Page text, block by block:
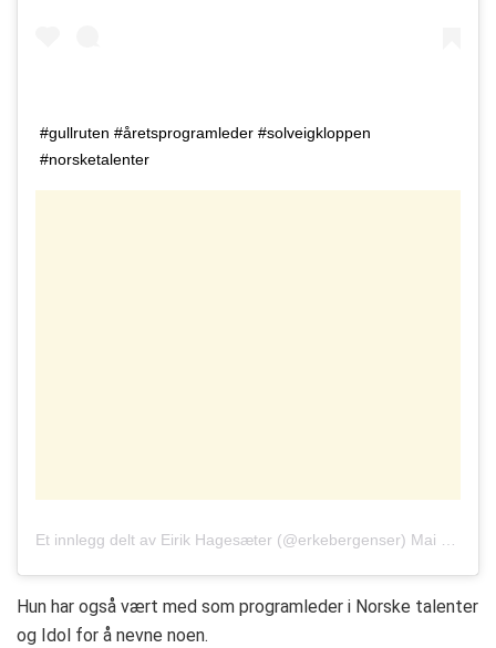
#gullruten #åretsprogramleder #solveigkloppen
#norsketalenter
Et innlegg delt av Eirik Hagesæter (@erkebergenser) Mai 13, 2017 kl. 1:57 PDT
Hun har også vært med som programleder i Norske talenter
og Idol for å nevne noen.